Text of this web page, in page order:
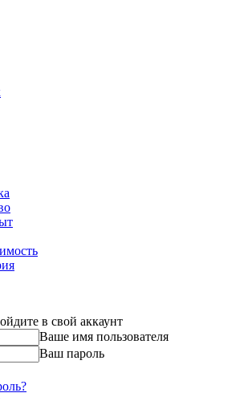
в свой аккаунт
Ваше имя пользователя
Ваш пароль